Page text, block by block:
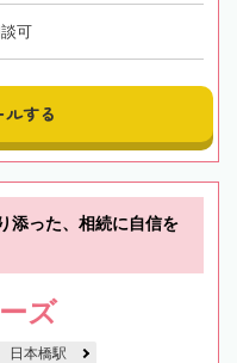
可
する
添った、相続に自信を
ズ
日本橋駅